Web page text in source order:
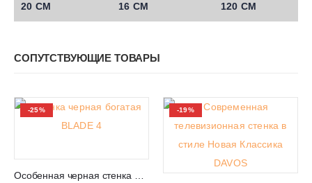
20 СМ 16 СМ 120 СМ
СОПУТСТВУЮЩИЕ ТОВАРЫ
-25%
Особенная черная стенка BLADE 4
-19%